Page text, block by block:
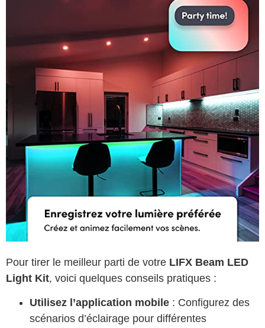
Pour tirer le meilleur parti de votre LIFX Beam LED
Light Kit, voici quelques conseils pratiques :
Utilisez l’application mobile : Configurez des
scénarios d’éclairage pour différentes